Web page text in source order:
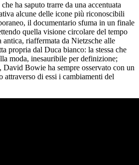
ha saputo trarre da una accentuata
alcune delle icone più riconoscibili
il documentario sfuma in un finale
quella visione circolare del tempo
riaffermata da Nietzsche alle
propria dal Duca bianco: la stessa che
moda, inesauribile per definizione;
David Bowie ha sempre osservato con un
attraverso di essi i cambiamenti del